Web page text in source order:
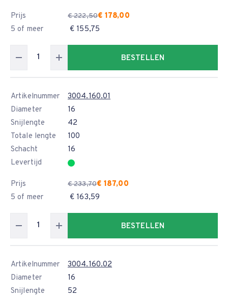
Prijs € 222,50€ 178,00
5 of meer
€ 155,75
BESTELLEN
Artikelnummer
3004.160.01
Diameter
16
Snijlengte
42
Totale lengte
100
Schacht
16
Levertijd
Prijs € 233,70€ 187,00
5 of meer
€ 163,59
BESTELLEN
Artikelnummer
3004.160.02
Diameter
16
Snijlengte
52